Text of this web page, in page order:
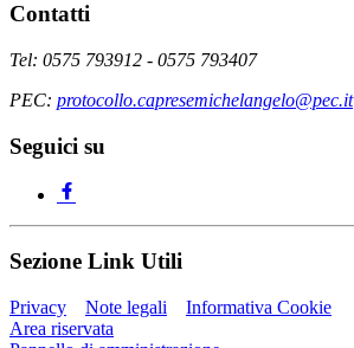
Contatti
Tel: 0575 793912 - 0575 793407
PEC: protocollo.capresemichelangelo@pec.it
Seguici su
Sezione Link Utili
Privacy Note legali
Informativa Cookie
Area riservata